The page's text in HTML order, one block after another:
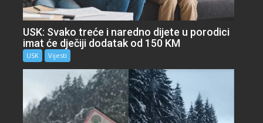
USK: Svako treće i naredno dijete u porodici
imat će dječiji dodatak od 150 KM
USK Vijesti